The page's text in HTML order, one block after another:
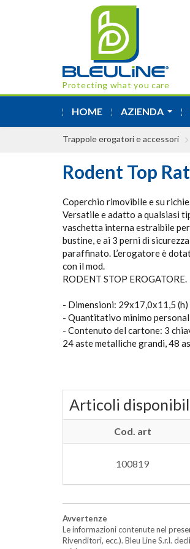
Protecting what you care
HOME AZIENDA
Trappole erogatori e accessori
Rodent Top
Coperchio rimovibile e su
Versatile e adatto a qualsiasi
vaschetta interna estraibile
bustine, e ai 3 perni di
paraffinato. L’erogatore è
con il mod.
RODENT STOP EROGATORE.
- Dimensioni: 29x17,0x11,5 (h)
- Quantitativo minimo
- Contenuto del cartone: 3
24 aste metalliche grandi, 48
Articoli
Cod. art
100819
Avvertenze
Le informazioni contenute nel
Rivenditori, ecc.). Bleu Line S.r.l.